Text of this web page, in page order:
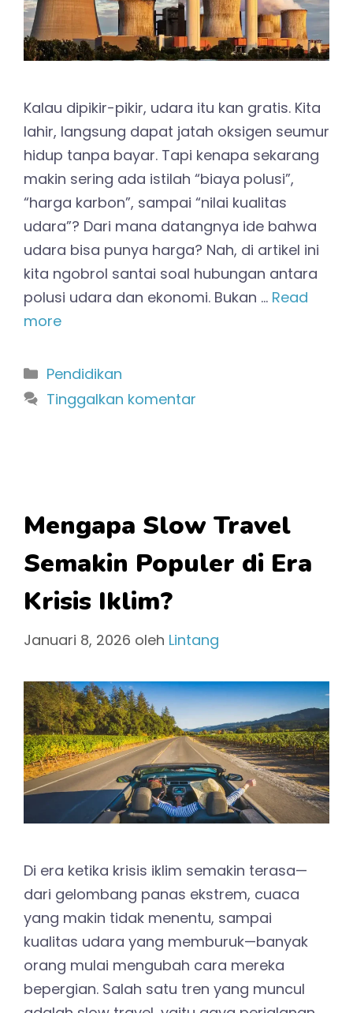
Kalau dipikir-pikir, udara itu kan gratis. Kita
lahir, langsung dapat jatah oksigen seumur
hidup tanpa bayar. Tapi kenapa sekarang
makin sering ada istilah “biaya polusi”,
“harga karbon”, sampai “nilai kualitas
udara”? Dari mana datangnya ide bahwa
udara bisa punya harga? Nah, di artikel ini
kita ngobrol santai soal hubungan antara
polusi udara dan ekonomi. Bukan … Read
more
Kategori
Pendidikan
Tinggalkan komentar
Mengapa Slow Travel
Semakin Populer di Era
Krisis Iklim?
Januari 8, 2026 oleh Lintang
Di era ketika krisis iklim semakin terasa—
dari gelombang panas ekstrem, cuaca
yang makin tidak menentu, sampai
kualitas udara yang memburuk—banyak
orang mulai mengubah cara mereka
bepergian. Salah satu tren yang muncul